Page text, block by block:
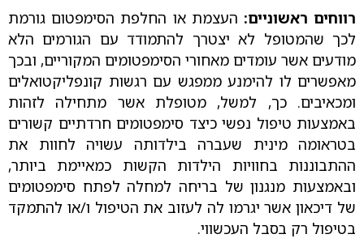
רווחים ראשוניים: העצמת או החלפת הסימפטום גורמת
לכך שהמטופל לא יצטרך להתמודד עם הגורמים הלא
מודעים אשר עומדים מאחורי הסימפטומים המקוריים, ובכך
מאפשרים לו להימנע ממפגש עם רגשות קונפליקטואלים
ומכאיבים. כך, למשל, מטופלת אשר מתחילה לזהות
באמצעות טיפול נפשי כיצד סימפטומים חרדתיים קשורים
בטראומה מינית שעברה בילדותה עשויה לחוות את
ההתבוננות בחוויות הילדות הקשות כמאיימת ביותר,
ובאמצעות מנגנון של בריחה למחלה לפתח סימפטומים
של דיכאון אשר יגרמו לה לעזוב את הטיפול ו/או להתמקד
בטיפול רק בסבל העכשווי.